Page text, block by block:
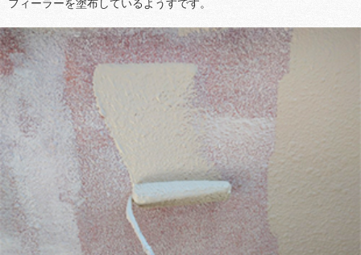
フィーラーを塗布しているようすです。